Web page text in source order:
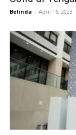
Belinda - April 16, 2023